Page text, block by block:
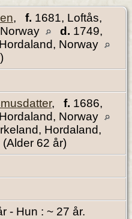
, f. 1681, Loftås,
d. 1749,
Norway
, f. 1686,
Norway
Hordaland,
(Alder 62 år)
- Hun : ~ 27 år.